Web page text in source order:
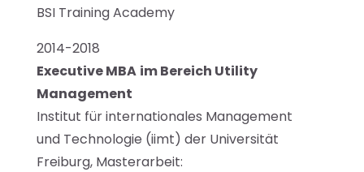
BSI Training Academy
2014-2018
Executive MBA im Bereich Utility
Management
Institut für internationales Management
und Technologie (iimt) der Universität
Freiburg, Masterarbeit: